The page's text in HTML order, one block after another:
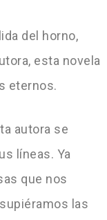
del horno,
esta novela
eternos.
autora se
líneas. Ya
que nos
las